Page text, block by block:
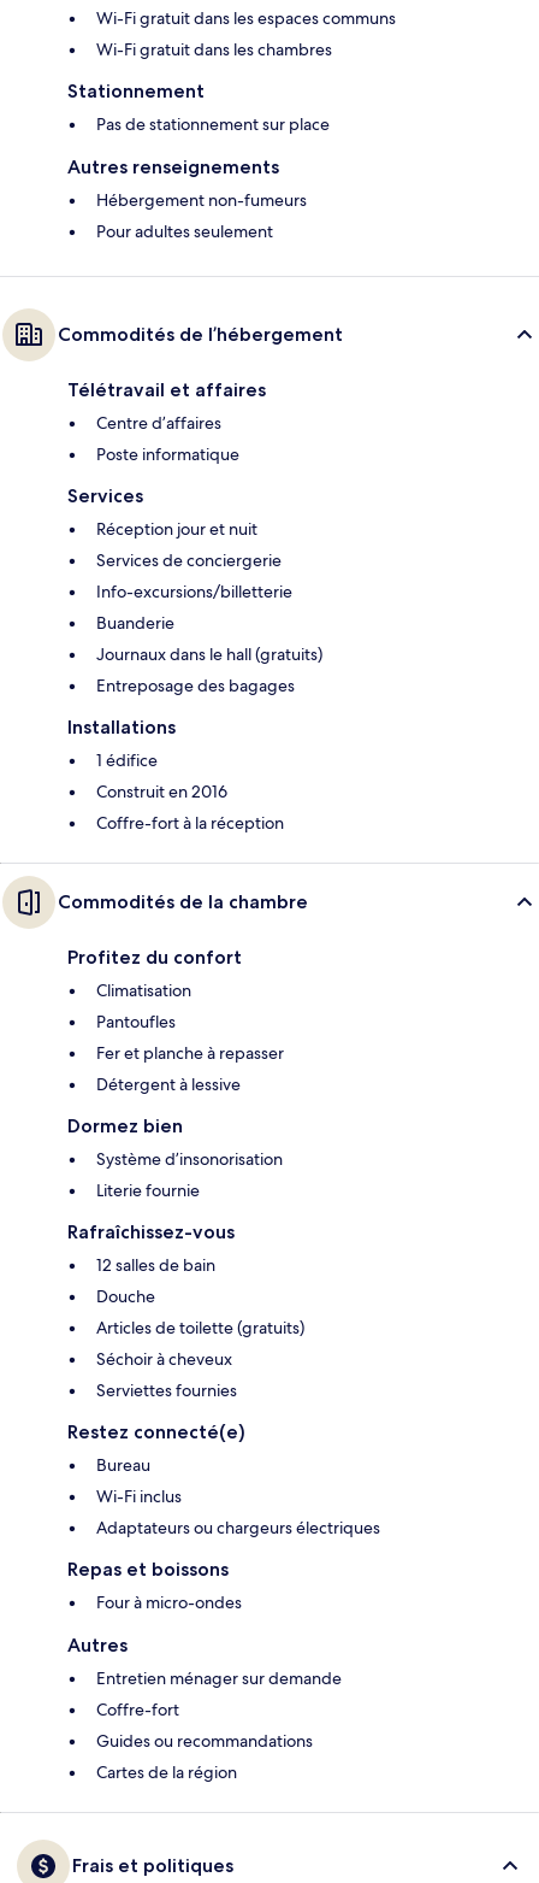
Wi-Fi gratuit dans les espaces communs
Wi-Fi gratuit dans les chambres
Stationnement
Pas de stationnement sur place
Autres renseignements
Hébergement non-fumeurs
Pour adultes seulement
Commodités de l’hébergement
Télétravail et affaires
Centre d’affaires
Poste informatique
Services
Réception jour et nuit
Services de conciergerie
Info-excursions/billetterie
Buanderie
Journaux dans le hall (gratuits)
Entreposage des bagages
Installations
1 édifice
Construit en 2016
Coffre-fort à la réception
Commodités de la chambre
Profitez du confort
Climatisation
Pantoufles
Fer et planche à repasser
Détergent à lessive
Dormez bien
Système d’insonorisation
Literie fournie
Rafraîchissez-vous
12 salles de bain
Douche
Articles de toilette (gratuits)
Séchoir à cheveux
Serviettes fournies
Restez connecté(e)
Bureau
Wi-Fi inclus
Adaptateurs ou chargeurs électriques
Repas et boissons
Four à micro-ondes
Autres
Entretien ménager sur demande
Coffre-fort
Guides ou recommandations
Cartes de la région
Frais et politiques